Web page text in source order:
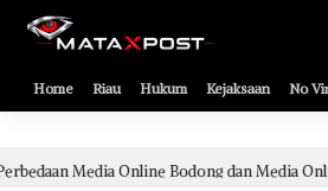
[gnpub_google_news_follow]
Home Riau Hukum Kejaksaan No
dan Media Online Terpercaya,